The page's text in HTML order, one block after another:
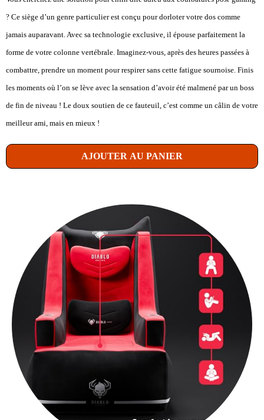
? Ce siège d’un genre particulier est conçu pour dorloter votre dos comme
jamais auparavant. Avec sa technologie exclusive, il épouse parfaitement la
forme de votre colonne vertébrale. Imaginez-vous, après des heures passées à
combattre, prendre un moment pour respirer sans cette fatigue sournoise. Finis
les moments où l’on se lève avec la sensation d’avoir été malmené par un boss
de fin de niveau ! Le doux soutien de ce fauteuil, c’est comme un câlin de votre
meilleur ami, mais en mieux !
AJOUTER AU PANIER